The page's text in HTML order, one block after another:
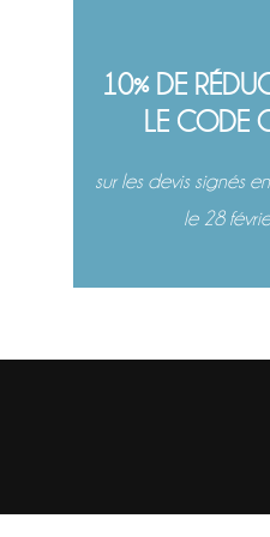
10% DE
LE CODE
sur les devis signés
le 28